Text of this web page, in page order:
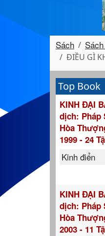
Sách
ĐIỀU GÌ
Top Book
KINH ĐẠI
dịch: Pháp
Hòa
Kinh điển
KINH ĐẠI
dịch: Pháp
Hòa